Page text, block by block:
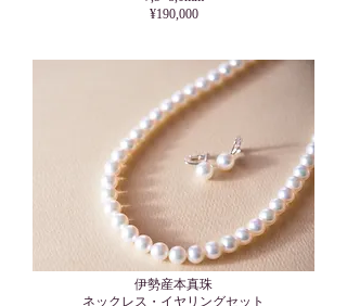
¥190,000
伊勢産本真珠
​ネックレス・イヤリングセット